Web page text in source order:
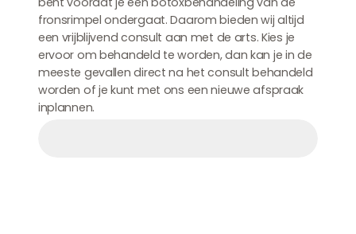
fronsrimpel ondergaat. Daarom bieden wij altijd
een vrijblijvend consult aan met de arts. Kies je
ervoor om behandeld te worden, dan kan je in de
meeste gevallen direct na het consult behandeld
worden of je kunt met ons een nieuwe afspraak
inplannen.